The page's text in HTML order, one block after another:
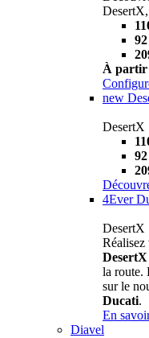
À partir
new
DesertX
4Ever
DesertX
Réalisez
DesertX
la route.
sur le
Ducati.
En
Diavel